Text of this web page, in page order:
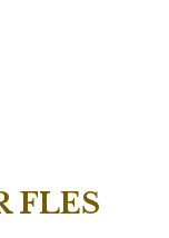
FLES